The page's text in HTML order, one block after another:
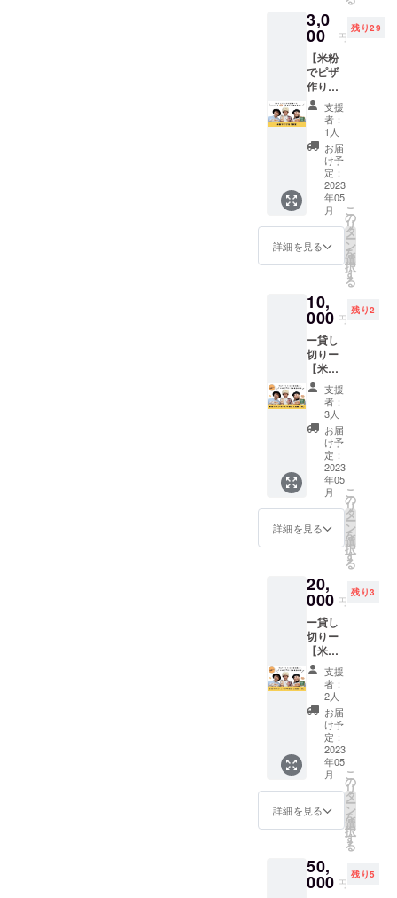
パン5個
四角パ
ン2本
◆丸パ
ンは、
プレー
ン、玄
米、シ
ナモン
レーズ
ン、
チョコ
からお
好きな
組み合
わせを
お選び
いただ
けま
シュー
クリー
ムセッ
ト ＜お
届け内
容＞
シュー
クリー
ム4個×8
セット
◆
シュー
クリー
ムは ・
プレー
ン4個
・ココ
ア4個
・抹茶4
かから
お好き
な組み
合わせ
をお選
びいた
だけま
す。 ※
冷蔵
クール
便にて
お届け
いたし
ます。
※送料込
みのお
値段で
す。
レー
ン、玄
米、シ
ナモン
レーズ
ン、
チョコ
からお
好きな
組み合
わせを
お選び
いただ
けま
けBセッ
ト ＜お
パン15
個 四角
パン3本
◆丸パ
ンは、
プレー
ン、玄
米、シ
ナモン
レーズ
ン、
チョコ
からお
好きな
組み合
お選び
いただ
す。 ④
シュー
クリー
ムセッ
ト ＜お
届け内
容＞
シュー
クリー
ム4個
×18セッ
ト ◆
シュー
クリー
ムは ・
プレー
ン4個
・ココ
ア4個
個 のな
かから
お好き
は、プ
レー
ン、玄
米、シ
ナモン
レーズ
ン、
チョコ
からお
好きな
組み合
わせを
お選び
いただ
けま
パンだ
けAセッ
とのお
届け内
容＞ 丸
パン12
個 ◆丸
パン
は、プ
レー
ン、玄
米、シ
ナモン
レーズ
ン、
チョコ
組み合
わせを
けま
す。 ③
パンだ
けBセッ
ト ＜ひ
と月ご
とのお
届け内
容＞ 丸
パン6個
四角パ
ン2本
◆丸パ
ンは、
プレー
米、シ
ナモン
ン、
チョコ
からお
パン1本
◆
クリー
ムは ・
プレー
ン4個
・ココ
ア4個
・抹茶4
個 のな
かから
お好き
な組み
合わせ
をお選
びいた
は、プ
レー
ン、玄
米、シ
ナモン
レーズ
ン、
チョコ
からお
好きな
組み合
わせを
お選び
いただ
けま
パンだ
けAセッ
とのお
届け内
容＞ 丸
パン12
個 ◆丸
パン
は、プ
レー
ン、玄
米、シ
ナモン
レーズ
ン、
チョコ
組み合
わせを
けま
す。 ③
らお好
きな
をお選
びくだ
さい。
①パン
シュー
クリー
ムセッ
ト ＜ひ
と月ご
とのお
届け内
容＞
シュー
ム4個×6
丸パン6
個 四角
パン1本
◆
シュー
クリー
ムは ・
プレー
ン4個
・ココ
ア4個
・抹茶4
個 のな
かから
お好き
合わせ
をお選
す。 ◆
丸パン
は、プ
レー
ン、玄
米、シ
ナモン
レーズ
ン、
チョコ
からお
好きな
組み合
わせを
けま
す。 ②
ト ＜ひ
と月ご
て、ヘ
ルシー
なパン
作りを
体験出
来ま
す。
作った
あと
は、出
来立て
パンの
試食あ
り。自
分で
作った
米粉パ
よ。 開
催日
5月＞
5/13(土)
14(日)2
0(土)21(
日)27(
土)28(
日) ＜6
月＞
3(土)4(
日)10(
土)11(
日)17(
土)18(
日)24(
1(土)2(
日)8(土)
9(日)15(
土)16(
日)22(
土)23(
日)29(
土)30(
日) 午後
から ※3
人以上
で開催
■店舗情
報■ コ
メコノ
営業時
間：
10:00～
定休
日：日
3,0
00 円
残り29
【米粉
でピザ
作り教
室】 ま
だまだ
珍しい
米粉の
ピザを
自分で
作って
みませ
んか？
グルテ
ンフ
リーの
て、ヘ
ルシー
なピザ
作りを
体験出
来ま
す。
作った
あと
は、出
来立て
ピザの
試食あ
り。発
酵いら
ずの米
粉ピザ
在で
す。 開
時： ＜
5月＞
5/13(土)
14(日)2
0(土)21(
日)27(
土)28(
日) ＜6
月＞
3(土)4(
日)10(
土)11(
日)17(
土)18(
月＞
1(土)2(
支援
者：
1人
お届
け予
定：
2023
年05
月
詳細を見る
こ
の
リ
タ
ー
ン
を
選
択
す
る
10,
000 円
残り2
ー貸し
切りー
【米粉
でパン
orピザ
教室
（定員3
名）】
米粉を
使った
パンま
たはピ
ザ作り
をして
みませ
ので気
兼ねな
く、お
楽しみ
いただ
けま
す。 グ
ルテン
フリー
のお話
を聞い
て、美
味しい
パンま
たはピ
ザが作
れま
出来立
ての試
支援
者：
3人
お届
け予
定：
2023
年05
月
詳細を見る
こ
の
リ
タ
ー
ン
を
選
択
す
る
20,
000 円
残り3
ー貸し
切りー
【米粉
でパン
orピザ
教室
（定員6
名）】
米粉を
使った
パンま
たはピ
ザ作り
をして
みませ
ので気
兼ねな
く、お
支援
者：
2人
お届
け予
定：
2023
年05
月
詳細を見る
こ
の
リ
タ
ー
ン
を
選
択
す
る
50,
000 円
残り5